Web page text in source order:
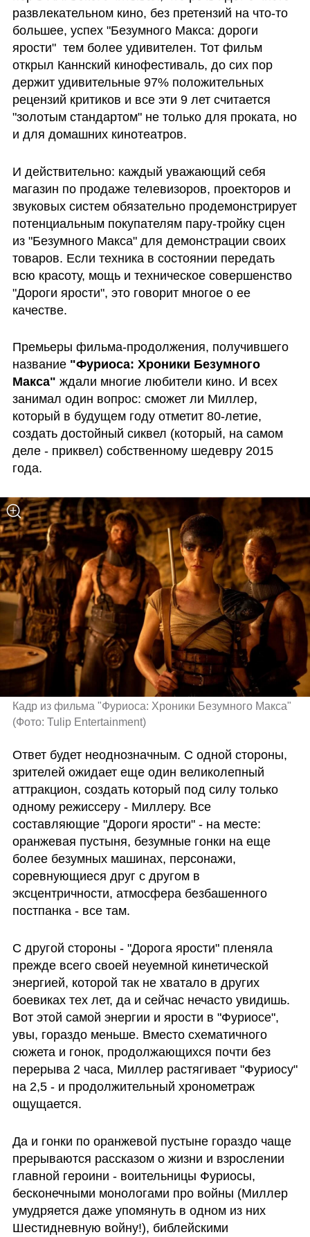
развлекательном кино, без претензий на что-то
большее, успех "Безумного Макса: дороги
ярости"  тем более удивителен. Тот фильм
открыл Каннский кинофестиваль, до сих пор
держит удивительные 97% положительных
рецензий критиков и все эти 9 лет считается
"золотым стандартом" не только для проката, но
и для домашних кинотеатров.
И действительно: каждый уважающий себя
магазин по продаже телевизоров, проекторов и
звуковых систем обязательно продемонстрирует
потенциальным покупателям пару-тройку сцен
из "Безумного Макса" для демонстрации своих
товаров. Если техника в состоянии передать
всю красоту, мощь и техническое совершенство
"Дороги ярости", это говорит многое о ее
качестве.
Премьеры фильма-продолжения, получившего
название "Фуриоса: Хроники Безумного
Макса" ждали многие любители кино. И всех
занимал один вопрос: сможет ли Миллер,
который в будущем году отметит 80-летие,
создать достойный сиквел (который, на самом
деле - приквел) собственному шедевру 2015
года.
(Фото: Tulip Entertainment)
Ответ будет неоднозначным. С одной стороны,
зрителей ожидает еще один великолепный
аттракцион, создать который под силу только
одному режиссеру - Миллеру. Все
составляющие "Дороги ярости" - на месте:
оранжевая пустыня, безумные гонки на еще
более безумных машинах, персонажи,
соревнующиеся друг с другом в
эксцентричности, атмосфера безбашенного
постпанка - все там.
С другой стороны - "Дорога ярости" пленяла
прежде всего своей неуемной кинетической
энергией, которой так не хватало в других
боевиках тех лет, да и сейчас нечасто увидишь.
Вот этой самой энергии и ярости в "Фуриосе",
увы, гораздо меньше. Вместо схематичного
сюжета и гонок, продолжающихся почти без
перерыва 2 часа, Миллер растягивает "Фуриосу"
на 2,5 - и продолжительный хронометраж
ощущается.
Да и гонки по оранжевой пустыне гораздо чаще
прерываются рассказом о жизни и взрослении
главной героини - воительницы Фуриосы,
бесконечными монологами про войны (Миллер
умудряется даже упомянуть в одном из них
Шестидневную войну!), библейскими